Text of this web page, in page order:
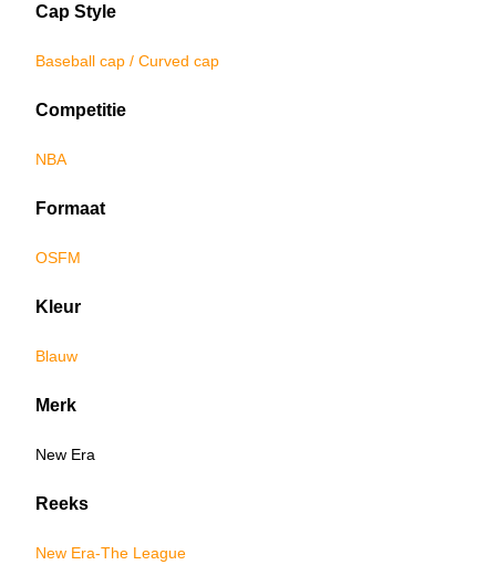
Cap Style
Baseball cap / Curved cap
Competitie
NBA
Formaat
OSFM
Kleur
Blauw
Merk
New Era
Reeks
New Era-The League